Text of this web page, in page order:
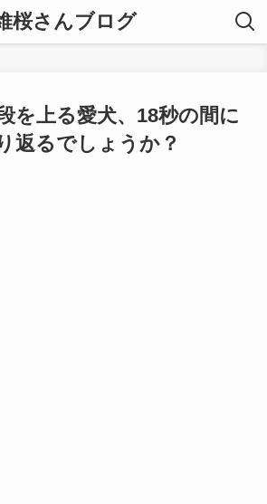
桜さんブログ
を上る愛犬、18秒の間に
返るでしょうか？